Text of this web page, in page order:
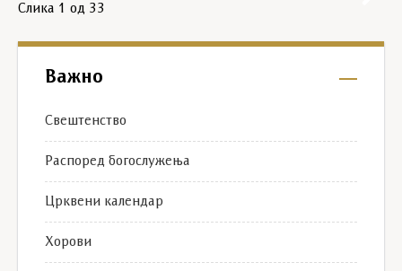
Слика 1 од 33
Важно
Свештенство
Распоред богослужења
Црквени календар
Хорови